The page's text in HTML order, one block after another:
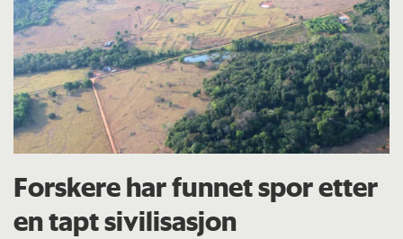
Forskere har funnet spor etter
en tapt sivilisasjon